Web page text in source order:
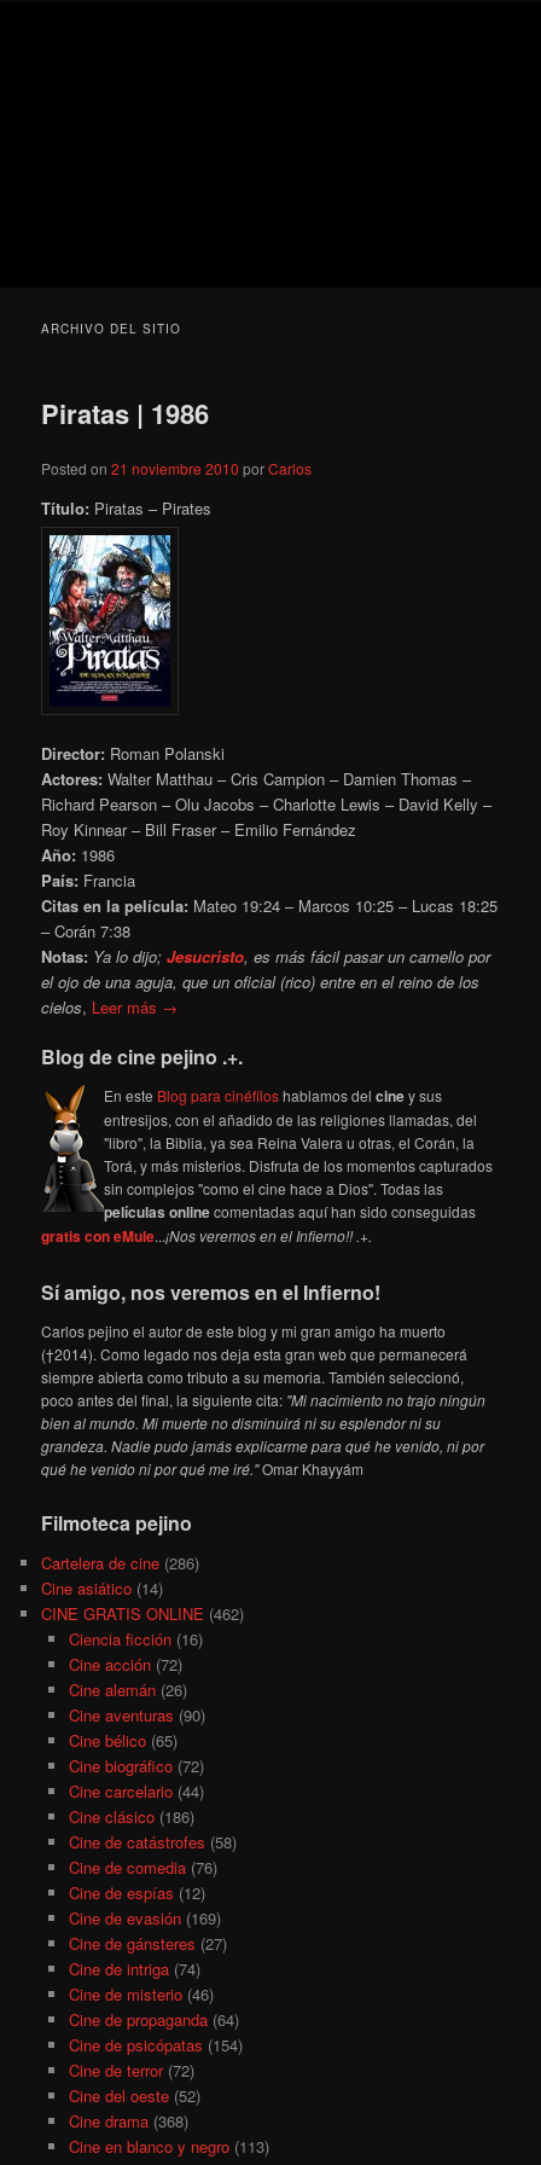
ARCHIVO DEL SITIO
Piratas | 1986
Posted on21 noviembre 2010 porCarlos
Título: Piratas – Pirates
Director: Roman Polanski
Actores: Walter Matthau – Cris Campion – Damien Thomas –
Richard Pearson – Olu Jacobs – Charlotte Lewis – David Kelly –
Roy Kinnear – Bill Fraser – Emilio Fernández
Año: 1986
País: Francia
Citas en la película: Mateo 19:24 – Marcos 10:25 – Lucas 18:25
– Corán 7:38
Notas: Ya lo dijo;Jesucristo, es más fácil pasar un camello por
el ojo de una aguja, que un oficial (rico) entre en el reino de los
cielos, Leer más →
Blog de cine pejino .+.
En este Blog para cinéfiloshablamos delciney sus
entresijos, con el añadido de las religiones llamadas, del
"libro", la Biblia, ya sea Reina Valera u otras, el Corán, la
Torá, y más misterios. Disfruta de los momentos capturados
sin complejos "como el cine hace a Dios". Todas las
películas onlinecomentadas aquí han sido conseguidas
gratis con eMule...¡Nos veremos en el Infierno!! .+.
Sí amigo, nos veremos en el Infierno!
Carlos pejino el autor de este blog y mi gran amigo ha muerto
(†2014). Como legado nos deja esta gran web que permanecerá
siempre abierta como tributo a su memoria. También seleccionó,
poco antes del final, la siguiente cita: "Mi nacimiento no trajo ningún
bien al mundo. Mi muerte no disminuirá ni su esplendor ni su
grandeza. Nadie pudo jamás explicarme para qué he venido, ni por
qué he venido ni por qué me iré."Omar Khayyám
Filmoteca pejino
Cartelera de cine (286)
Cine asiático (14)
CINE GRATIS ONLINE (462)
Ciencia ficción(16)
Cine acción(72)
Cine alemán(26)
Cine aventuras (90)
Cine bélico(65)
Cine biográfico(72)
Cine carcelario(44)
Cine clásico(186)
Cine de catástrofes (58)
Cine de comedia(76)
Cine de espías (12)
Cine de evasión(169)
Cine de gánsteres (27)
Cine de intriga(74)
Cine de misterio(46)
Cine de propaganda(64)
Cine de psicópatas (154)
Cine de terror(72)
Cine del oeste(52)
Cine drama(368)
Cine en blanco y negro(113)